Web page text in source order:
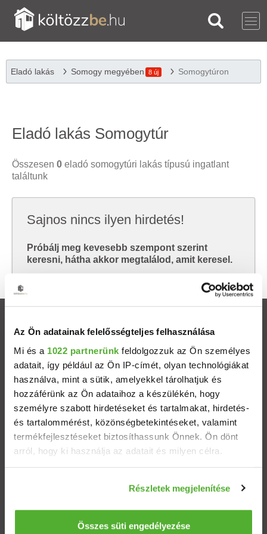
Az Ön adatainak felelősségteljes felhasználása
Mi és a 1022 partnerünk feldolgozzuk az Ön személyes
adatait, így például az Ön IP-címét, olyan technológiákat
használva, mint a sütik, amelyekkel tárolhatjuk és
hozzáférünk az Ön adataihoz a készülékén, hogy
személyre szabott hirdetéseket és tartalmakat, hirdetés-
és tartalommérést, közönségbetekintéseket, valamint
termékfejlesztéseket biztosíthassunk Önnek. Ön dönt
arról, hogy ki használja az adatait és milyen célra.
Információgyűjtés az Ön földrajzi elhelyezkedéséről
pár méteres pontossággal
Az Ön készülékén beazonosítása annak konkrét
Részletek megjelenítése
Összes süti engedélyezése
Eladó lakás Somogy megyében 8 új Somogytúron
Eladó lakás Somogytúr
Összesen 0 eladó somogytúri lakás típusú ingatlant
találtunk
Sajnos nincs ilyen hirdetés!
Próbálj meg kevesebb szempont szerint
keresni, hátha akkor megtalálod, amit keresel.
Eladó házak
Települések
Albérletek
Adatvédelem Etikai kódex